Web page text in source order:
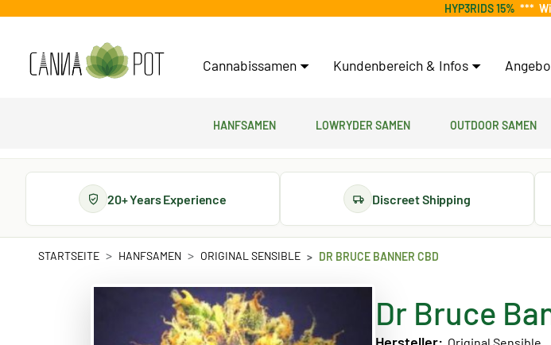
HYP3RIDS 15% ***
Cannabissamen Kundenbereich & Infos
Hanfsamen Lowryder Samen Outdoor Samen
20+ Years Experience Discreet Shipping
STARTSEITE HANFSAMEN ORIGINAL SENSIBLE DR BRUCE BANNER CBD
Dr Bruce
Original Sensible